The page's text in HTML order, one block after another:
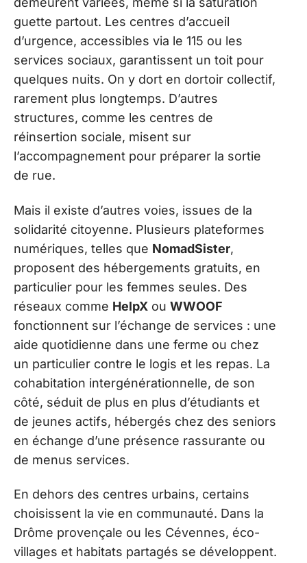
guette partout. Les centres d’accueil
d’urgence, accessibles via le 115 ou les
services sociaux, garantissent un toit pour
quelques nuits. On y dort en dortoir collectif,
rarement plus longtemps. D’autres
structures, comme les centres de
réinsertion sociale, misent sur
l’accompagnement pour préparer la sortie
de rue.
Mais il existe d’autres voies, issues de la
solidarité citoyenne. Plusieurs plateformes
numériques, telles que NomadSister,
proposent des hébergements gratuits, en
particulier pour les femmes seules. Des
réseaux comme HelpX ou WWOOF
fonctionnent sur l’échange de services : une
aide quotidienne dans une ferme ou chez
un particulier contre le logis et les repas. La
cohabitation intergénérationnelle, de son
côté, séduit de plus en plus d’étudiants et
de jeunes actifs, hébergés chez des seniors
en échange d’une présence rassurante ou
de menus services.
En dehors des centres urbains, certains
choisissent la vie en communauté. Dans la
Drôme provençale ou les Cévennes, éco-
villages et habitats partagés se développent.